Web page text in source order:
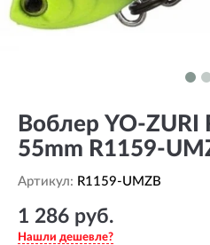
Воблер YO-ZURI
55mm R1159-
Артикул: R1159-UMZB
1 286 руб.
Нашли дешевле?